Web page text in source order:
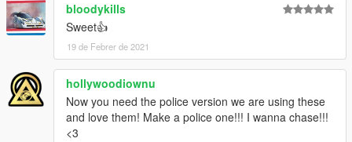
bloodykills
Sweet👍
19 de Febrer de 2021
hollywoodiownu
Now you need the police version we are using these
and love them! Make a police one!!! I wanna chase!!!
<3